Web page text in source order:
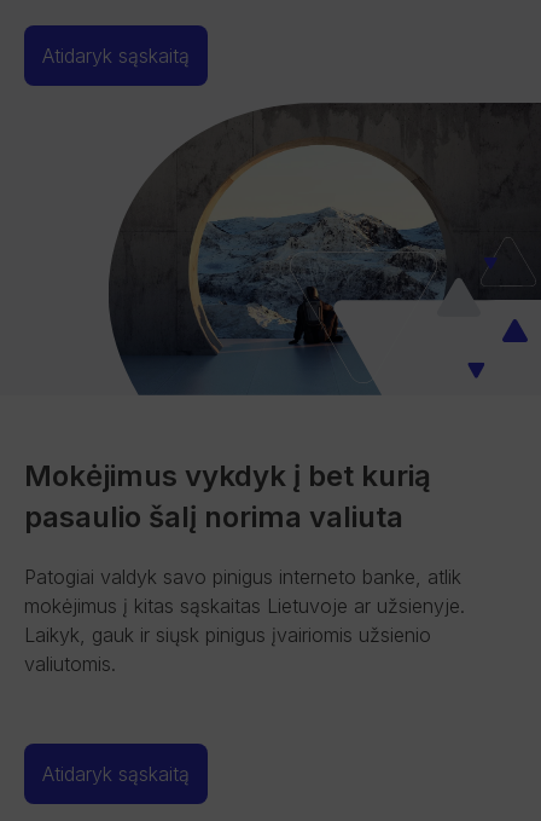
Atidaryk sąskaitą
Mokėjimus vykdyk į bet kurią
pasaulio šalį norima valiuta
Patogiai valdyk savo pinigus interneto banke, atlik
mokėjimus į kitas sąskaitas Lietuvoje ar užsienyje.
Laikyk, gauk ir siųsk pinigus įvairiomis užsienio
valiutomis.
Atidaryk sąskaitą